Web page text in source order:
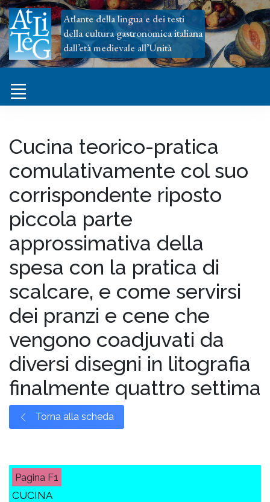
Atlante della lingua e dei testi
della cultura gastronomica italiana
dall’età medievale all’Unità
Cucina teorico-pratica
comulativamente col suo
corrispondente riposto
piccola parte
approssimativa della
spesa con la pratica di
scalcare, e come servirsi
dei pranzi e cene che
vengono coadjuvati da
diversi disegni in litografia
finalmente quattro settima
Torna alla scheda
F1
CUCINA